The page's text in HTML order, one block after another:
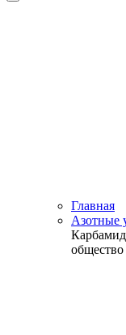
Главная
Азотные